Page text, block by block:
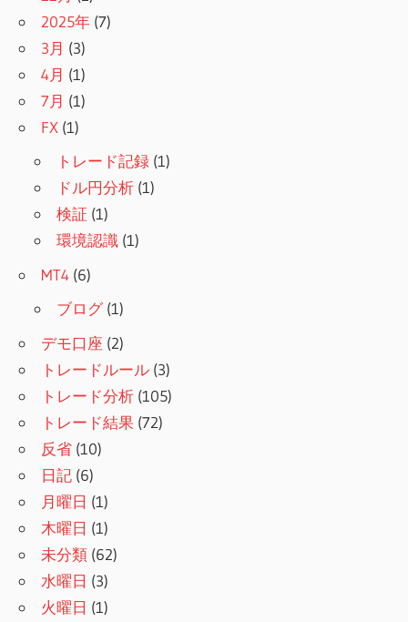
2025年 (7)
3月 (3)
4月 (1)
7月 (1)
FX (1)
トレード記録 (1)
ドル円分析 (1)
検証 (1)
環境認識 (1)
MT4 (6)
ブログ(1)
デモ口座 (2)
トレードルール (3)
トレード分析 (105)
トレード結果 (72)
反省 (10)
日記 (6)
月曜日 (1)
木曜日 (1)
未分類 (62)
水曜日 (3)
火曜日 (1)